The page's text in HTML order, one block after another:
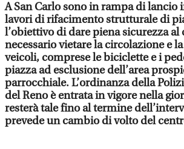
A San Carlo sono in rampa di lancio
lavori di rifacimento strutturale di
l’obiettivo di dare piena sicurezza al
necessario vietare la circolazione e
veicoli, comprese le biciclette e i
piazza ad esclusione dell’area
parrocchiale. L’ordinanza della
del Reno è entrata in vigore nella
resterà tale fino al termine
prevede un cambio di volto del